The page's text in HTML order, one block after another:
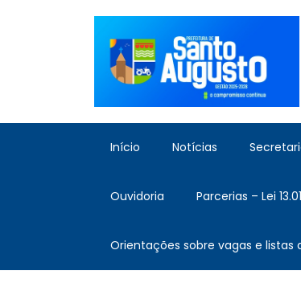
Início Notícias
Ouvidoria Parcerias – Lei
Orientações sobre vagas e